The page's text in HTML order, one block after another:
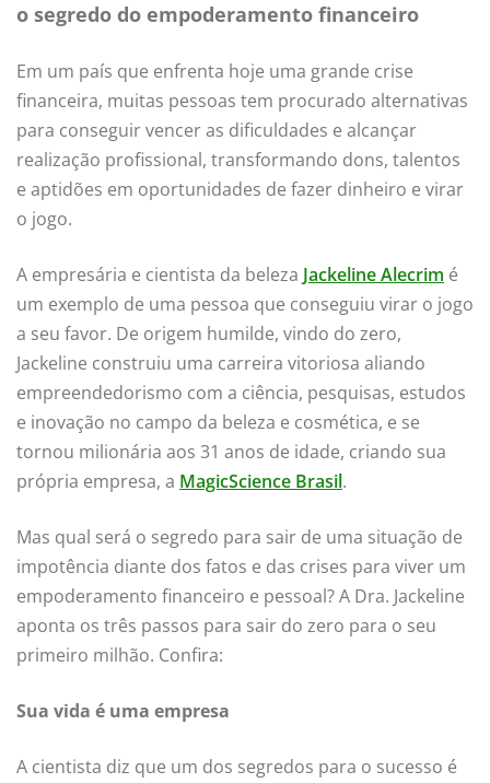
o segredo do empoderamento financeiro
Em um país que enfrenta hoje uma grande crise
financeira, muitas pessoas tem procurado alternativas
para conseguir vencer as dificuldades e alcançar
realização profissional, transformando dons, talentos
e aptidões em oportunidades de fazer dinheiro e virar
o jogo.
A empresária e cientista da beleza Jackeline Alecrim é
um exemplo de uma pessoa que conseguiu virar o jogo
a seu favor. De origem humilde, vindo do zero,
Jackeline construiu uma carreira vitoriosa aliando
empreendedorismo com a ciência, pesquisas, estudos
e inovação no campo da beleza e cosmética, e se
tornou milionária aos 31 anos de idade, criando sua
própria empresa, a MagicScience Brasil.
Mas qual será o segredo para sair de uma situação de
impotência diante dos fatos e das crises para viver um
empoderamento financeiro e pessoal? A Dra. Jackeline
aponta os três passos para sair do zero para o seu
primeiro milhão. Confira:
Sua vida é uma empresa
A cientista diz que um dos segredos para o sucesso é